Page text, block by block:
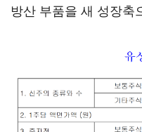
방산 부품을 새 성장축